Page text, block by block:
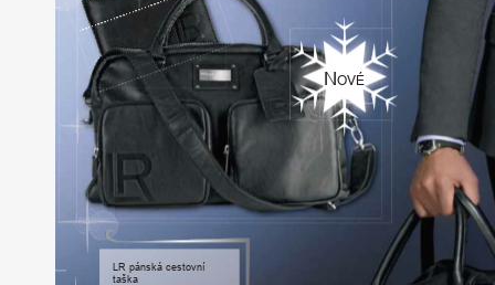
NOVÉ
LR pánská cestovní
taška